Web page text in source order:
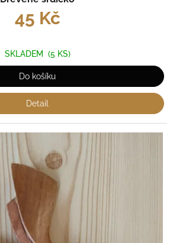
45 Kč
SKLADEM (5 KS)
Do košíku
Detail